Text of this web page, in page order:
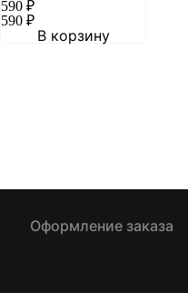
590 ₽
590 ₽
В корзину
Оформление заказа